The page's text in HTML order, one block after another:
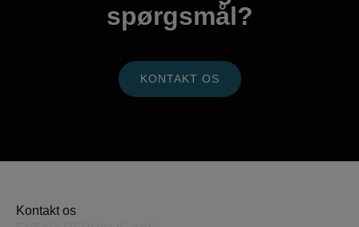
spørgsmål?
KONTAKT OS
Kontakt os